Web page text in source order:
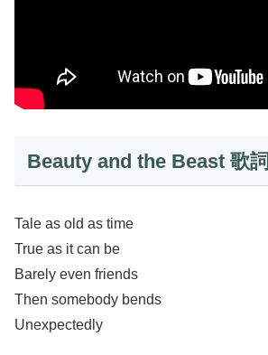
Beauty and the Beast 歌詞
Tale as old as time
True as it can be
Barely even friends
Then somebody bends
Unexpectedly